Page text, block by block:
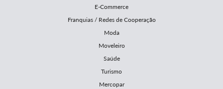
E-Commerce
Franquias / Redes de Cooperação
Moda
Moveleiro
Saúde
Turismo
Mercopar